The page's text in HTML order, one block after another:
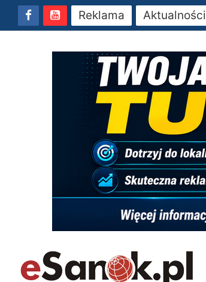
Reklama Aktualności